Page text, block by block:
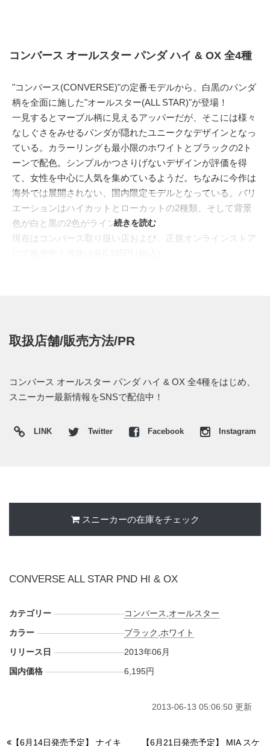
コンバース オールスター パンダ ハイ & OX 全4種
"コンバース(CONVERSE)"の定番モデルから、白黒のパンダ
柄を全面に施した"オールスター(ALL STAR)"が登場！
一見するとマーブル柄に見えるアッパーだが、そこには様々
なしぐさをみせるパンダが隠れたユニークなデザインとなっ
ている。カラーリングも最小限のホワイトとブラックの2ト
ーンで配色。シンプルかつさりげないデザインが評価を得
て、女性を中心に人気を集めているようだ。ちなみに今作は
海外では展開されない、国内限定モデルとなっている。バリ
エーションはハイカットとローカットの2種類、そして背景
色が白と黒の2色がラインナップ！
現在はコンバース取り扱い店および、正規オンラインストア
続きを読む
取扱店舗/販売方法/PR
コンバース オールスター パンダ ハイ & OX 全4種をはじめ、
スニーカー最新情報をSNSで配信中！
LINK Twitter Facebook Instagram
スニーカーの在庫をチェック
CONVERSE ALL STAR PND HI & OX
カテゴリー コンバース オールスター
カラー
ブラック ホワイト
リリース日
2013年06月
国内価格
6,195円
2013-06-13 05:06:50 更新
【6月14日発売予定】 ナイキ 【6月21日発売予定】 MIA スケ